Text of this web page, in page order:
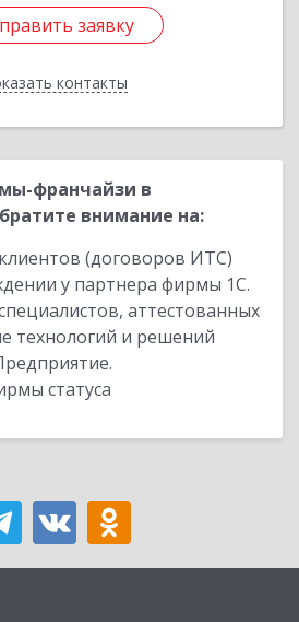
заявку
контакты
заявку
Назад
франчайзи в
внимание на:
(договоров ИТС)
у партнера фирмы 1С.
аттестованных
технологий и решений
статуса